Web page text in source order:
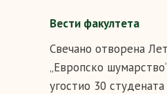
Вести факултета
Свечано отворена
„Европско
угостио 30